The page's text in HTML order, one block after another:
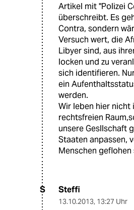
Artikel mit "Polizei
überschreibt. Es
Contra, sondern
Versuch wert, die
Libyer sind, aus
locken und zu
sich identifieren.
ein
werden.
Wir leben hier nicht
rechtsfreien
unsere Gesllschaft
Staaten anpassen,
Menschen geflohen
S Steffi
13.10.2013, 13:27 Uhr